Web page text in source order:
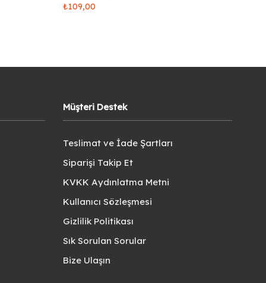
₺109,00
Müşteri Destek
Teslimat ve İade Şartları
Siparişi Takip Et
KVKK Aydınlatma Metni
Kullanıcı Sözleşmesi
Gizlilik Politikası
Sık Sorulan Sorular
Bize Ulaşın